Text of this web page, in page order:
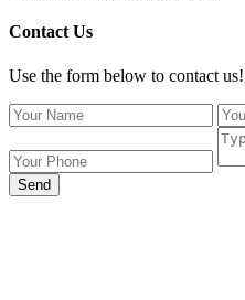
Contact Us
Use the form below to contact us!
Send